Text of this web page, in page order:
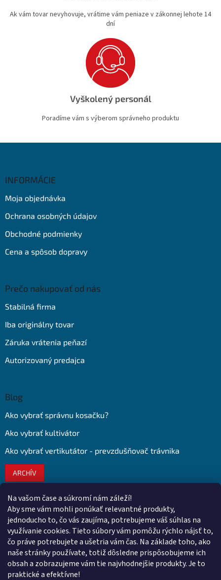
Na vašom čase a súkromí nám záleží!
Aby sme vám mohli ponúkať relevantné produkty,
jednoducho to, čo vás zaujíma, potrebujeme váš súhlas na
využívanie cookies. Tieto súbory vám pomôžu rýchlo nájsť to,
čo práve potrebujete a ušetria vám čas. Na základe toho, ako
naše stránky používate, totiž dôsledne prispôsobujeme ich
obsah a zobrazujeme vám tie najvhodnejšie produkty. Je to
praktické a efektívne!
Ak vám tovar nevyhovuje, vrátime vám peniaze v zákonnej lehote 14
dní
Vyškolený personál
Poradíme vám s výberom správneho produktu
INFORMÁCIE
Moja objednávka
Ochrana osobných údajov
Obchodné podmienky
Cena a spôsob dopravy
Prečo nakupovať od nás
Stabilná firma
Iba originálny tovar
Záruka vrátenia peňazí
Autorizovaný predajca
Blog
Ako vybrať správnu kosačku?
Ako vybrať kultivátor
Ako vybrať vertikutátor - prevzdušňovač trávnika
ARCHÍV
Kontakt
obchod@ euroshopy.sk
0911 931 019
0911 931 019
Facebook Euroshopy